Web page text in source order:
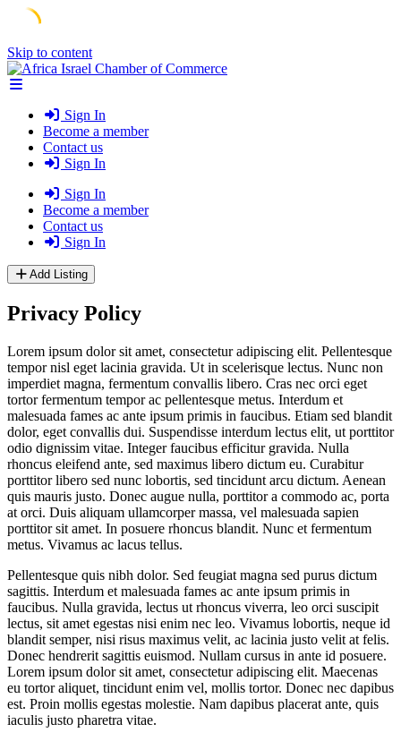
Skip to content
Sign In
Become a member
Contact us
Sign In
Sign In
Become a member
Contact us
Sign In
Add Listing
Privacy Policy
Lorem ipsum dolor sit amet, consectetur adipiscing elit. Pellentesque
tempor nisl eget lacinia gravida. Ut in scelerisque lectus. Nunc non
imperdiet magna, fermentum convallis libero. Cras nec orci eget
tortor fermentum tempor ac pellentesque metus. Interdum et
malesuada fames ac ante ipsum primis in faucibus. Etiam sed blandit
dolor, eget convallis dui. Suspendisse interdum lectus elit, ut porttitor
odio dignissim vitae. Integer faucibus efficitur gravida. Nulla
rhoncus eleifend ante, sed maximus libero dictum eu. Curabitur
porttitor libero sed nunc lobortis, sed tincidunt arcu dictum. Aenean
quis mauris justo. Donec augue nulla, porttitor a commodo ac, porta
at orci. Duis aliquam ullamcorper massa, vel malesuada sapien
porttitor sit amet. In posuere rhoncus blandit. Nunc et fermentum
metus. Vivamus ac lacus tellus.
Pellentesque quis nibh dolor. Sed feugiat magna sed purus dictum
sagittis. Interdum et malesuada fames ac ante ipsum primis in
faucibus. Nulla gravida, lectus ut rhoncus viverra, leo orci suscipit
lectus, sit amet egestas nisi enim nec leo. Vivamus lobortis, neque id
blandit semper, nisi risus maximus velit, ac lacinia justo velit at felis.
Donec hendrerit sagittis euismod. Nullam cursus in ante id posuere.
Lorem ipsum dolor sit amet, consectetur adipiscing elit. Maecenas
eu tortor aliquet, tincidunt enim vel, mollis tortor. Donec nec dapibus
est. Proin mollis egestas molestie. Nam dapibus placerat ante, quis
iaculis justo pharetra vitae.